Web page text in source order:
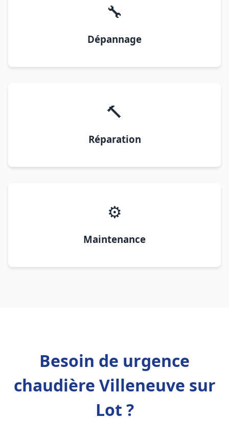
🔧
Dépannage
🔨
Réparation
⚙️
Maintenance
Besoin de urgence
chaudière Villeneuve sur
Lot ?